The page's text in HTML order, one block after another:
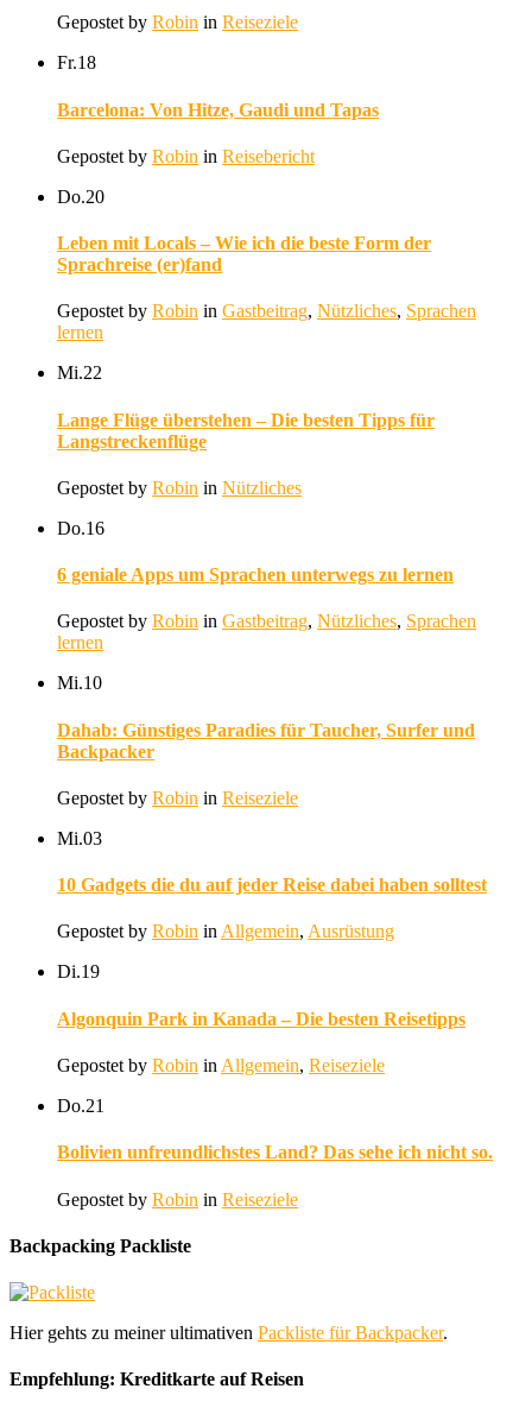
Gepostet by Robin in Reiseziele
Fr.18
Barcelona: Von Hitze, Gaudi und Tapas
Gepostet by Robin in Reisebericht
Do.20
Leben mit Locals – Wie ich die beste Form der
Sprachreise (er)fand
Gepostet by Robin in Gastbeitrag, Nützliches, Sprachen
lernen
Mi.22
Lange Flüge überstehen – Die besten Tipps für
Langstreckenflüge
Gepostet by Robin in Nützliches
Do.16
6 geniale Apps um Sprachen unterwegs zu lernen
Gepostet by Robin in Gastbeitrag, Nützliches, Sprachen
lernen
Mi.10
Dahab: Günstiges Paradies für Taucher, Surfer und
Backpacker
Gepostet by Robin in Reiseziele
Mi.03
10 Gadgets die du auf jeder Reise dabei haben solltest
Gepostet by Robin inAllgemein, Ausrüstung
Di.19
Algonquin Park in Kanada – Die besten Reisetipps
Gepostet by Robin in Allgemein, Reiseziele
Do.21
Bolivien unfreundlichstes Land? Das sehe ich nicht so.
Gepostet by Robin in Reiseziele
Backpacking Packliste
Hier gehts zu meiner ultimativen Packliste für Backpacker.
Empfehlung: Kreditkarte auf Reisen